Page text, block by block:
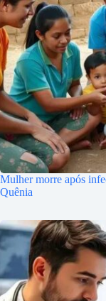
Mulher morre após
Quênia